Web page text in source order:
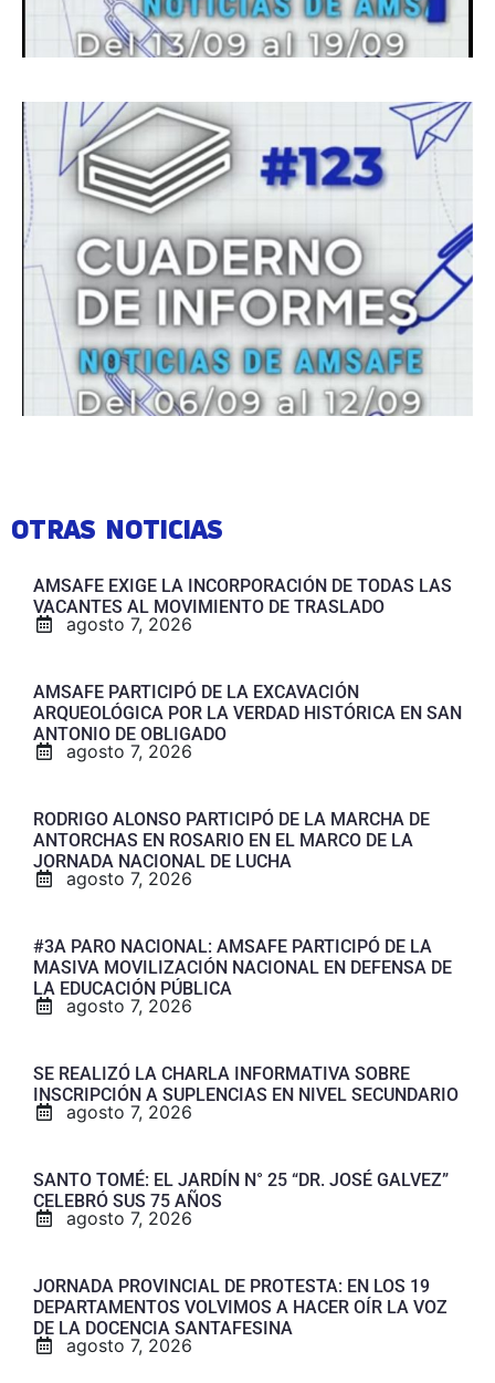
OTRAS NOTICIAS
AMSAFE EXIGE LA INCORPORACIÓN DE TODAS LAS
VACANTES AL MOVIMIENTO DE TRASLADO
agosto 7, 2026
AMSAFE PARTICIPÓ DE LA EXCAVACIÓN
ARQUEOLÓGICA POR LA VERDAD HISTÓRICA EN SAN
ANTONIO DE OBLIGADO
agosto 7, 2026
RODRIGO ALONSO PARTICIPÓ DE LA MARCHA DE
ANTORCHAS EN ROSARIO EN EL MARCO DE LA
JORNADA NACIONAL DE LUCHA
agosto 7, 2026
#3A PARO NACIONAL: AMSAFE PARTICIPÓ DE LA
MASIVA MOVILIZACIÓN NACIONAL EN DEFENSA DE
LA EDUCACIÓN PÚBLICA
agosto 7, 2026
SE REALIZÓ LA CHARLA INFORMATIVA SOBRE
INSCRIPCIÓN A SUPLENCIAS EN NIVEL SECUNDARIO
agosto 7, 2026
SANTO TOMÉ: EL JARDÍN N° 25 “DR. JOSÉ GALVEZ”
CELEBRÓ SUS 75 AÑOS
agosto 7, 2026
JORNADA PROVINCIAL DE PROTESTA: EN LOS 19
DEPARTAMENTOS VOLVIMOS A HACER OÍR LA VOZ
DE LA DOCENCIA SANTAFESINA
agosto 7, 2026